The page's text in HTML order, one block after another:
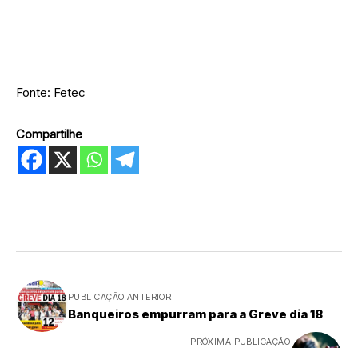
Fonte: Fetec
Compartilhe
PUBLICAÇÃO ANTERIOR
Banqueiros empurram para a Greve dia 18
PRÓXIMA PUBLICAÇÃO